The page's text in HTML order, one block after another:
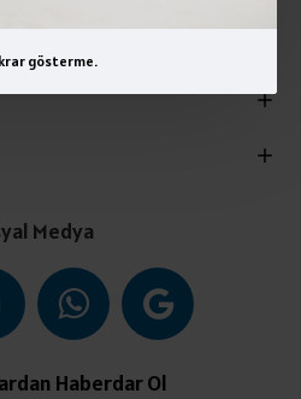
gösterme.
Medya
Haberdar Ol